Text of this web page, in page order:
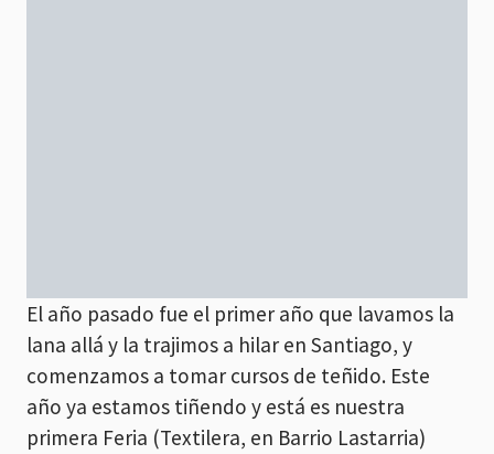
El año pasado fue el primer año que lavamos la
lana allá y la trajimos a hilar en Santiago, y
comenzamos a tomar cursos de teñido. Este
año ya estamos tiñendo y está es nuestra
primera Feria (Textilera, en Barrio Lastarria)